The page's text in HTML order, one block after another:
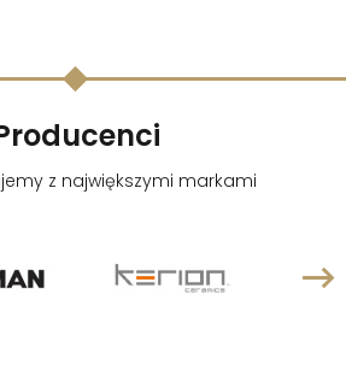
z największymi markami